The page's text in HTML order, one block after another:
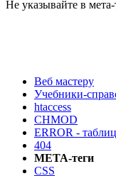
Не указывайте в
Веб мастеру
Учебники-
htaccess
CHMOD
ERROR -
404
МЕТА-теги
CSS